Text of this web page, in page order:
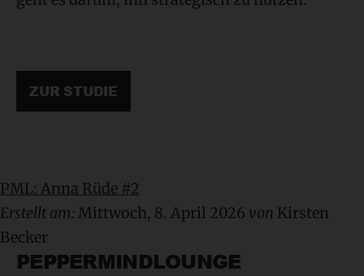
ZUR STUDIE
PML: Anna Rüde #2
Erstellt am: Mittwoch, 8. April 2026 von Kirsten
Becker
PEPPERMINDLOUNGE